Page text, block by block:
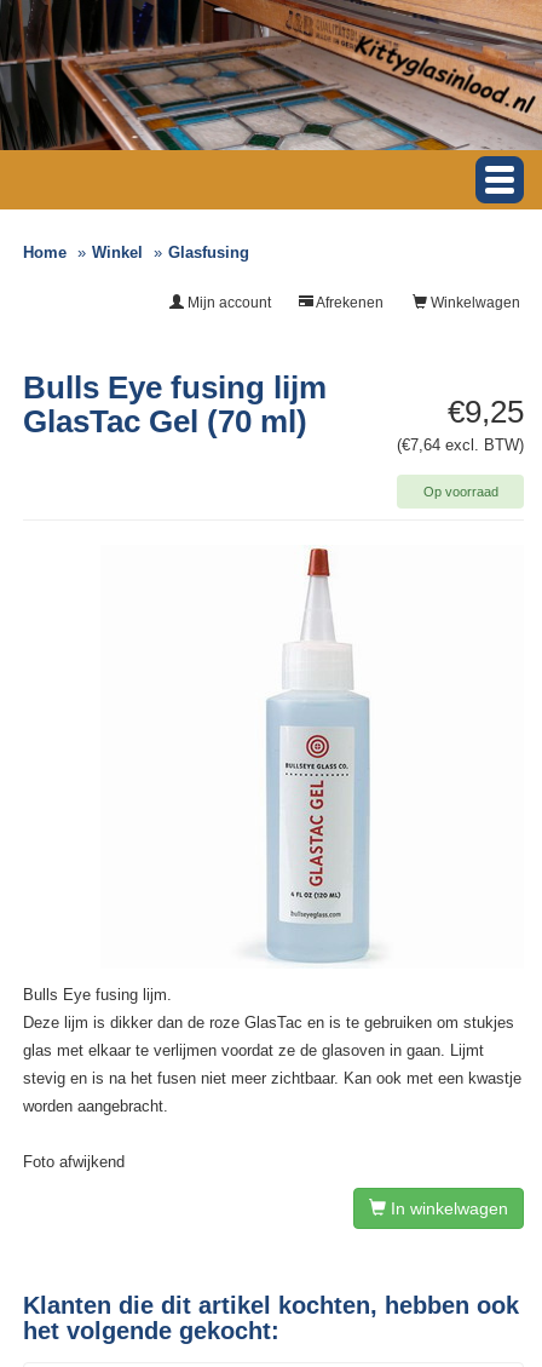
Home Winkel Glasfusing
Winkelwagen
Afrekenen
Mijn account
€9,25
(€7,64 excl. BTW)
Op voorraad
Bulls Eye fusing lijm
GlasTac Gel (70 ml)
Bulls Eye fusing lijm.
Deze lijm is dikker dan de roze GlasTac en is te gebruiken om stukjes
glas met elkaar te verlijmen voordat ze de glasoven in gaan. Lijmt
stevig en is na het fusen niet meer zichtbaar. Kan ook met een kwastje
worden aangebracht.
Foto afwijkend
In winkelwagen
Klanten die dit artikel kochten, hebben ook
het volgende gekocht: